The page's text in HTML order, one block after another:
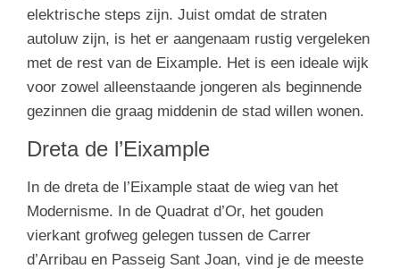
elektrische steps zijn. Juist omdat de straten
autoluw zijn, is het er aangenaam rustig vergeleken
met de rest van de Eixample. Het is een ideale wijk
voor zowel alleenstaande jongeren als beginnende
gezinnen die graag middenin de stad willen wonen.
Dreta de l’Eixample
In de dreta de l’Eixample staat de wieg van het
Modernisme. In de Quadrat d’Or, het gouden
vierkant grofweg gelegen tussen de Carrer
d’Arribau en Passeig Sant Joan, vind je de meeste